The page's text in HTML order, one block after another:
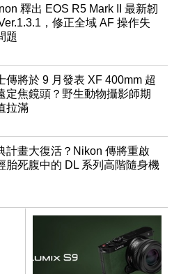
釋出 EOS R5 Mark II 最新韌
，修正全域 AF 操作失
題
傳將於 9 月發表 XF 400mm 超
定焦鏡頭？野生動物攝影師期
拉滿
計畫大復活？Nikon 傳將重啟
胎死腹中的 DL 系列高階隨身機